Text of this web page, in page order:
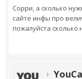
Сорри, а сколько
сайте инфы про
пожалуйста